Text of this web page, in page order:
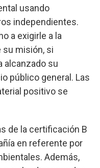
usando
independientes.
a exigirle a la
misión, si
alcanzado su
público general. Las
positivo se
de la certificación B
en referente por
Además,